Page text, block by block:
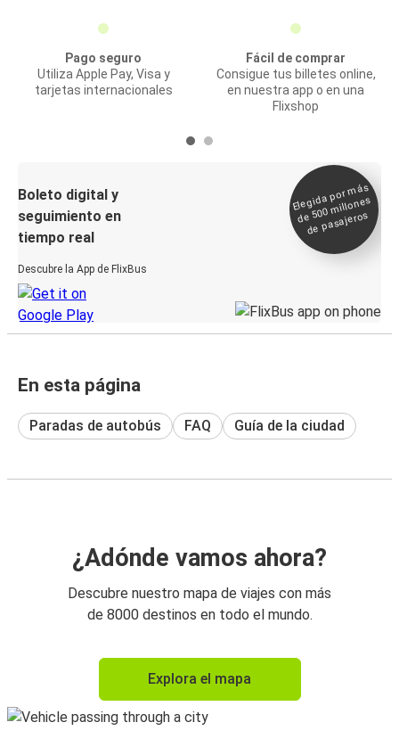
Pago seguro
Utiliza Apple Pay, Visa y
tarjetas internacionales
Fácil de comprar
Consigue tus billetes online,
en nuestra app o en una
Flixshop
Boleto digital y
seguimiento en
tiempo real
Descubre la App de FlixBus
Elegida por
más
de 500
millones
de pasajeros
En esta página
Paradas de autobús FAQ Guía de la ciudad
¿Adónde vamos ahora?
Descubre nuestro mapa de viajes con más
de 8000 destinos en todo el mundo.
Explora el mapa